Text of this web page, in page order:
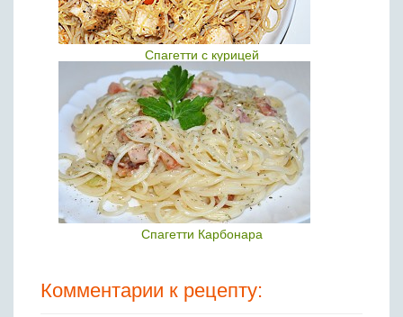
Спагетти с курицей
Спагетти Карбонара
Комментарии к рецепту: